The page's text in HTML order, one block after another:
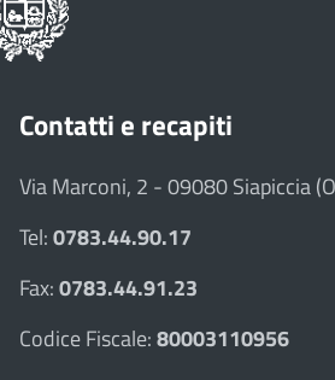
Contatti e recapiti
Via Marconi, 2 - 09080 Siapiccia
Tel:0783.44.90.17
Fax:0783.44.91.23
Codice Fiscale:80003110956